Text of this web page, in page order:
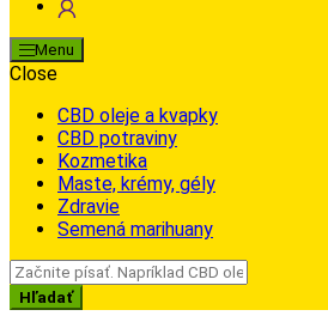
Menu
Close
CBD oleje a kvapky
CBD potraviny
Kozmetika
Maste, krémy, gély
Zdravie
Semená marihuany
Search
for:
Hľadať